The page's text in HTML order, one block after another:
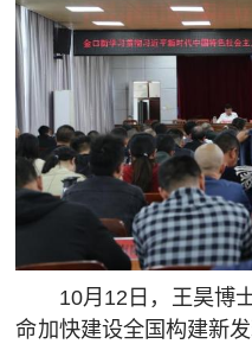
10月 12 日，王昊博
命加快建设全国构建新